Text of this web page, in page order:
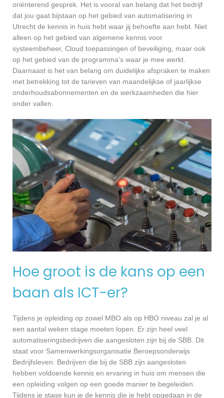
oriënterend gesprek. Het is vooral van belang dat het bedrijf
dat jou gaat bijstaan op het gebied van automatisering in
Utrecht de kennis in huis hebt waar jij behoefte aan hebt. Niet
alleen op het gebied van algemene kennis voor
systeembeheer, Cloud toepassingen of beveiliging, maar ook
op het gebied van de programma’s waar je mee werkt.
Daarnaast is het van belang om duidelijke afspraken te maken
met betrekking tot de tarieven van maandelijkse of jaarlijkse
onderhoudsabonnementen en de werkzaamheden die hier
onder vallen.
Hoe groot is de kans op een
baan als ICT-er?
Tijdens je opleiding op zowel MBO als op HBO niveau zal je al
een aantal weken stage moeten lopen. Er zijn heel veel
automatiseringsbedrijven die aangesloten zijn bij de SBB. Dit
staat voor Samenwerkingsorganisatie Beroepsonderwijs
Bedrijfsleven. Bedrijven die bij de SBB zijn aangesloten
hebben voldoende kennis en ervaring in huis om mensen die
een opleiding volgen op een goede manier te begeleiden.
Tijdens je stage kun je de kennis die je hebt opgedaan in de